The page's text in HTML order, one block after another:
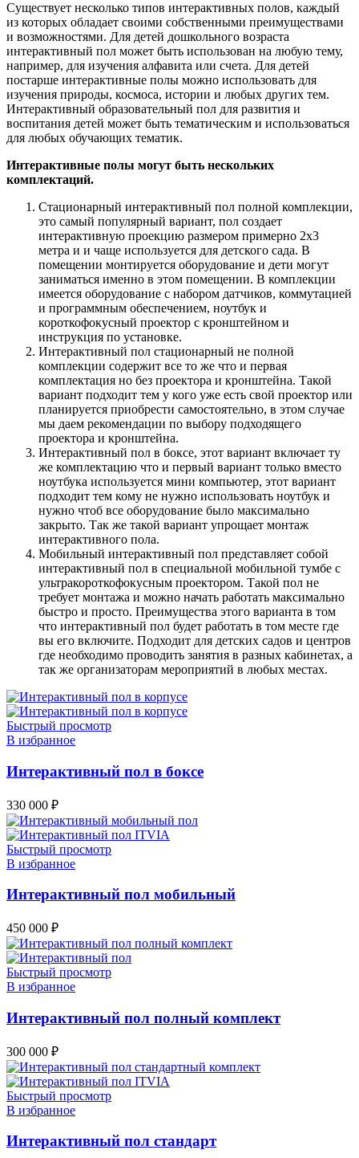
Существует несколько типов интерактивных полов, каждый
из которых обладает своими собственными преимуществами
и возможностями. Для детей дошкольного возраста
интерактивный пол может быть использован на любую тему,
например, для изучения алфавита или счета. Для детей
постарше интерактивные полы можно использовать для
изучения природы, космоса, истории и любых других тем.
Интерактивный образовательный пол для развития и
воспитания детей может быть тематическим и использоваться
для любых обучающих тематик.
Интерактивные полы могут быть нескольких
комплектаций.
Стационарный интерактивный пол полной комплекции,
это самый популярный вариант, пол создает
интерактивную проекцию размером примерно 2х3
метра и и чаще используется для детского сада. В
помещении монтируется оборудование и дети могут
заниматься именно в этом помещении. В комплекции
имеется оборудование с набором датчиков, коммутацией
и программным обеспечением, ноутбук и
короткофокусный проектор с кронштейном и
инструкция по установке.
Интерактивный пол стационарный не полной
комплекции содержит все то же что и первая
комплектация но без проектора и кронштейна. Такой
вариант подходит тем у кого уже есть свой проектор или
планируется приобрести самостоятельно, в этом случае
мы даем рекомендации по выбору подходящего
проектора и кронштейна.
Интерактивный пол в боксе, этот вариант включает ту
же комплектацию что и первый вариант только вместо
ноутбука используется мини компьютер, этот вариант
подходит тем кому не нужно использовать ноутбук и
нужно чтоб все оборудование было максимально
закрыто. Так же такой вариант упрощает монтаж
интерактивного пола.
Мобильный интерактивный пол представляет собой
интерактивный пол в специальной мобильной тумбе с
ультракороткофокусным проектором. Такой пол не
требует монтажа и можно начать работать максимально
быстро и просто. Преимущества этого варианта в том
что интерактивный пол будет работать в том месте где
вы его включите. Подходит для детских садов и центров
где необходимо проводить занятия в разных кабинетах, а
так же организаторам мероприятий в любых местах.
Быстрый просмотр
В избранное
Интерактивный пол в боксе
330 000 ₽
Быстрый просмотр
В избранное
Интерактивный пол мобильный
450 000 ₽
Быстрый просмотр
В избранное
Интерактивный пол полный комплект
300 000 ₽
Быстрый просмотр
В избранное
Интерактивный пол стандарт